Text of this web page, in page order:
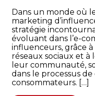
Dans un monde où
marketing
stratégie
évoluant dans l’e-
influenceurs, grâce
réseaux sociaux et
leur communauté,
dans le processus de
consommateurs. […]